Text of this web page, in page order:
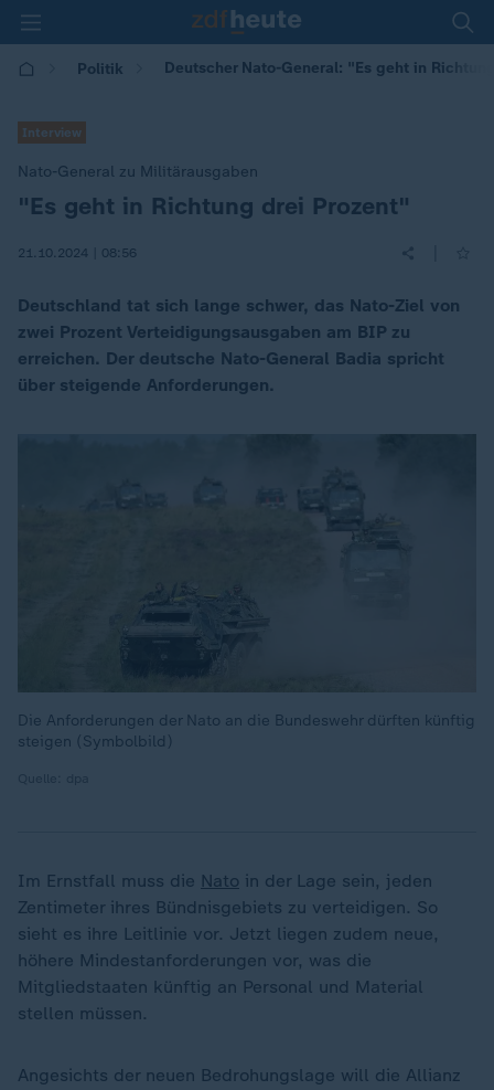
Politik Deutscher Nato-General: "Es geht in
Interview
Nato-General zu Militärausgaben
:"Es geht in Richtung drei Prozent"
21.10.2024 | 08:56
Deutschland tat sich lange schwer, das Nato-Ziel von
zwei Prozent Verteidigungsausgaben am BIP zu
erreichen. Der deutsche Nato-General Badia spricht
über steigende Anforderungen.
Die Anforderungen der Nato an die Bundeswehr dürften künftig
steigen (Symbolbild)
Im Ernstfall muss die Nato in der Lage sein, jeden
Zentimeter ihres Bündnisgebiets zu verteidigen. So
sieht es ihre Leitlinie vor. Jetzt liegen zudem neue,
höhere Mindestanforderungen vor, was die
Mitgliedstaaten künftig an Personal und Material
stellen müssen.
Angesichts der neuen Bedrohungslage will die Allianz